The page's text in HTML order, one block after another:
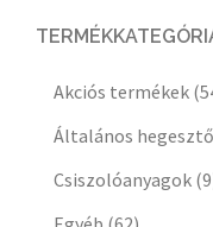
Akciós termékek
Általános
Csiszolóanyagok